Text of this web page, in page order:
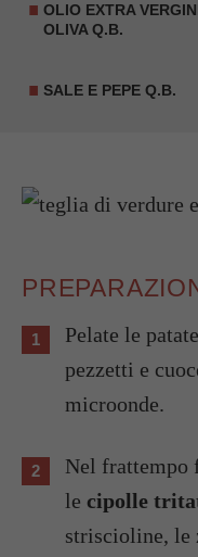
OLIO EXTRA
OLIVA Q.B.
SALE E PEPE Q.B.
Pelate le
pezzetti e
microonde.
Nel frattempo
le cipolle
striscioline, le